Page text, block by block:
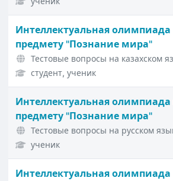
Интеллектуальная олимпиада
предмету "Познание мира"
Тестовые вопросы на казахском
студент, ученик
Интеллектуальная олимпиада
предмету "Познание мира"
Тестовые вопросы на русском
ученик
Интеллектуальная олимпиада